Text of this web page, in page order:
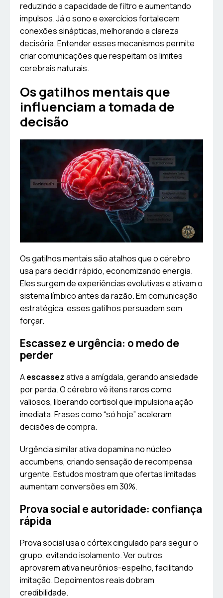
reduzindo a capacidade de filtro e aumentando
impulsos. Já o sono e exercícios fortalecem
conexões sinápticas, melhorando a clareza
decisória. Entender esses mecanismos permite
criar comunicações que respeitam os limites
cerebrais naturais.
Os gatilhos mentais que
influenciam a tomada de
decisão
Os gatilhos mentais são atalhos que o cérebro
usa para decidir rápido, economizando energia.
Eles surgem de experiências evolutivas e ativam o
sistema límbico antes da razão. Em comunicação
estratégica, esses gatilhos persuadem sem
forçar.
Escassez e urgência: o medo de
perder
Aescassezativa a amígdala, gerando ansiedade
por perda. O cérebro vê itens raros como
valiosos, liberando cortisol que impulsiona ação
imediata. Frases como “só hoje” aceleram
decisões de compra.
Urgência similar ativa dopamina no núcleo
accumbens, criando sensação de recompensa
urgente. Estudos mostram que ofertas limitadas
aumentam conversões em 30%.
Prova social e autoridade: confiança
rápida
Prova social usa o córtex cingulado para seguir o
grupo, evitando isolamento. Ver outros
aprovarem ativa neurônios-espelho, facilitando
imitação. Depoimentos reais dobram
credibilidade.